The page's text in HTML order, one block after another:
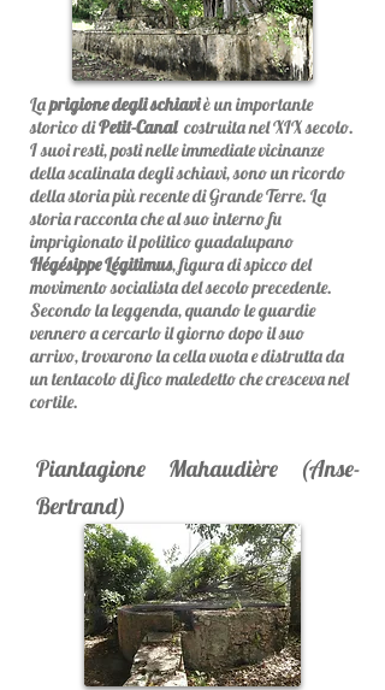
Laprigione degli schiaviè un importante
storico diPetit-Canalcostruita nel XIX secolo.
I suoi resti, posti nelle immediate vicinanze
della scalinata degli schiavi, sono un ricordo
della storia più recente di Grande Terre. La
storia racconta che al suo interno fu
imprigionato il politico guadalupano
Hégésippe Légitimus, figura di spicco del
movimento socialista del secolo precedente.
Secondo la leggenda, quando le guardie
vennero a cercarlo il giorno dopo il suo
arrivo, trovarono la cella vuota e distrutta da
un tentacolo di fico maledetto che cresceva nel
cortile.
Piantagione Mahaudière (Anse-
Bertrand)